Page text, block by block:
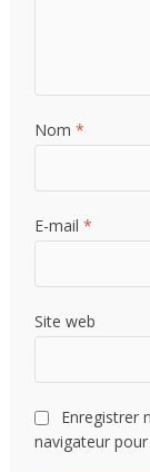
Nom*
E-mail*
Site web
Enregistrer
navigateur